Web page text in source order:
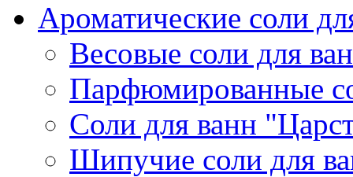
Ароматические соли
Весовые соли для
Парфюмированные
Соли для ванн
Шипучие соли для